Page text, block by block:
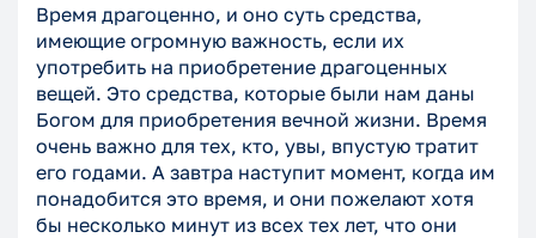
Время драгоценно, и оно суть средства,
имеющие огромную важность, если их
употребить на приобретение драгоценных
вещей. Это средства, которые были нам даны
Богом для приобретения вечной жизни. Время
очень важно для тех, кто, увы, впустую тратит
его годами. А завтра наступит момент, когда им
понадобится это время, и они пожелают хотя
бы несколько минут из всех тех лет, что они